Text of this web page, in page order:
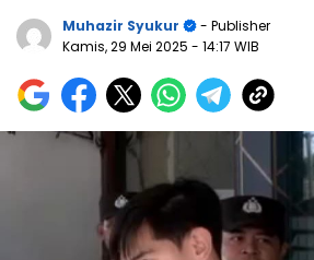
Muhazir Syukur
- Publisher
Kamis, 29 Mei 2025 - 14:17 WIB